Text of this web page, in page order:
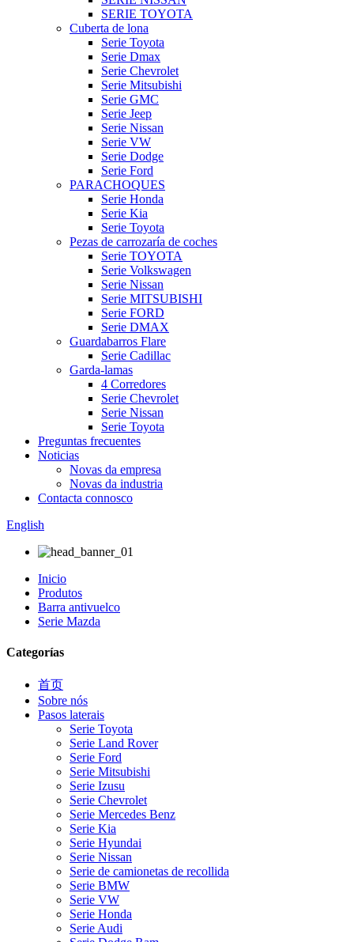
SERIE TOYOTA
Cuberta de lona
Serie Toyota
Serie Dmax
Serie Chevrolet
Serie Mitsubishi
Serie GMC
Serie Jeep
Serie Nissan
Serie VW
Serie Dodge
Serie Ford
PARACHOQUES
Serie Honda
Serie Kia
Serie Toyota
Pezas de carrozaría de coches
Serie TOYOTA
Serie Volkswagen
Serie Nissan
Serie MITSUBISHI
Serie FORD
Serie DMAX
Guardabarros Flare
Serie Cadillac
Garda-lamas
4 Corredores
Serie Chevrolet
Serie Nissan
Serie Toyota
Preguntas frecuentes
Noticias
Novas da empresa
Novas da industria
Contacta connosco
English
Inicio
Produtos
Barra antivuelco
Serie Mazda
Categorías
首页
Sobre nós
Pasos laterais
Serie Toyota
Serie Land Rover
Serie Ford
Serie Mitsubishi
Serie Izusu
Serie Chevrolet
Serie Mercedes Benz
Serie Kia
Serie Hyundai
Serie Nissan
Serie de camionetas de recollida
Serie BMW
Serie VW
Serie Honda
Serie Audi